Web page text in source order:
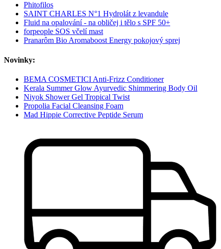
Phitofilos
SAINT CHARLES N°1 Hydrolát z levandule
Fluid na opalování - na obličej i tělo s SPF 50+
forpeople SOS včelí mast
Pranarôm Bio Aromaboost Energy pokojový sprej
Novinky:
BEMA COSMETICI Anti-Frizz Conditioner
Kerala Summer Glow Ayurvedic Shimmering Body Oil
Niyok Shower Gel Tropical Twist
Propolia Facial Cleansing Foam
Mad Hippie Corrective Peptide Serum